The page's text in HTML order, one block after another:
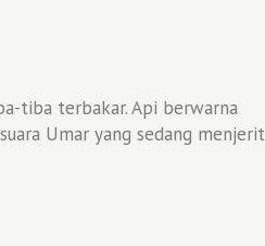
tiba terbakar. Api berwarna
Umar yang sedang menjerit